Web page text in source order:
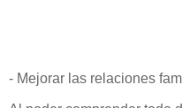
- Mejorar las relaciones